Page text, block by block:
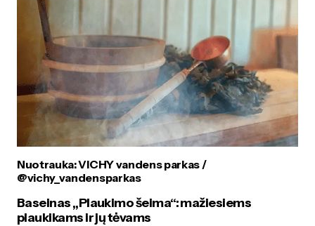
Nuotrauka: VICHY vandens parkas /
@vichy_vandensparkas
Baseinas „Plaukimo šeima“: mažiesiems
plaukikams ir jų tėvams